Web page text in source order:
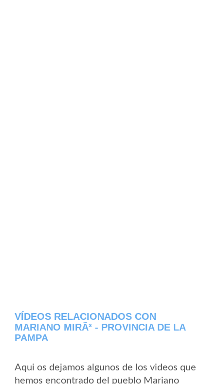
VÍDEOS RELACIONADOS CON
MARIANO MIRÃ³ - PROVINCIA DE LA
PAMPA
Aqui os dejamos algunos de los videos que
hemos encontrado del pueblo Mariano